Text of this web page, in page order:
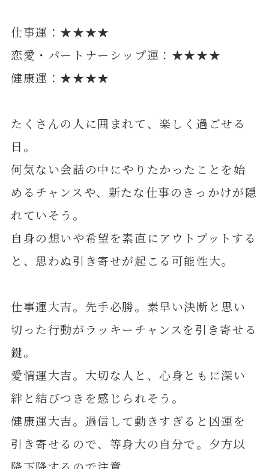
仕事運：★★★★
恋愛・パートナーシップ運：★★★★
健康運：★★★★
たくさんの人に囲まれて、楽しく過ごせる
日。
何気ない会話の中にやりたかったことを始
めるチャンスや、新たな仕事のきっかけが隠
れていそう。
自身の想いや希望を素直にアウトプットする
と、思わぬ引き寄せが起こる可能性大。
仕事運大吉。先手必勝。素早い決断と思い
切った行動がラッキーチャンスを引き寄せる
鍵。
愛情運大吉。大切な人と、心身ともに深い
絆と結びつきを感じられそう。
健康運大吉。過信して動きすぎると凶運を
引き寄せるので、等身大の自分で。夕方以